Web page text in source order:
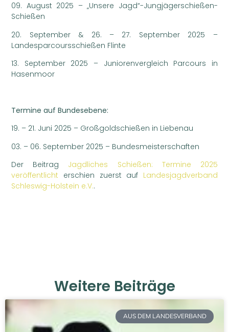
09. August 2025 – „Unsere Jagd“-Jungjägerschießen-
Schießen
20. September & 26. – 27. September 2025 –
Landesparcoursschießen Flinte
13. September 2025 – Juniorenvergleich Parcours in
Hasenmoor
Termine auf Bundesebene:
19. – 21. Juni 2025 – Großgoldschießen in Liebenau
03. – 06. September 2025 – Bundesmeisterschaften
Der Beitrag Jagdliches Schießen: Termine 2025
veröffentlicht erschien zuerst auf Landesjagdverband
Schleswig-Holstein e.V..
Weitere Beiträge
AUS DEM LANDESVERBAND